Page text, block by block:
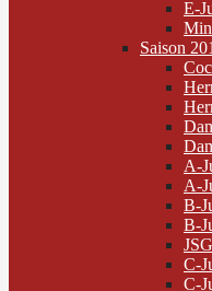
E-
Saison
A-
A-
B-
B-
C-
C-